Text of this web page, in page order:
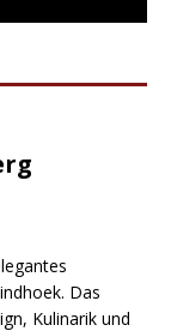
Das
Kulinarik und